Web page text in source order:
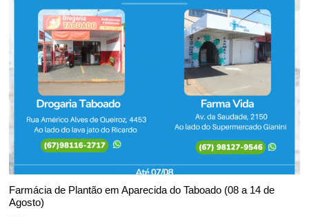
Farmácia de Plantão em Aparecida do Taboado (08 a 14 de
Agosto)